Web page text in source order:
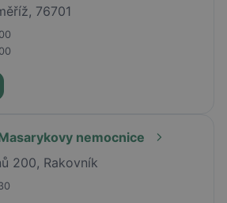
76701
nemocnice
200, Rakovník